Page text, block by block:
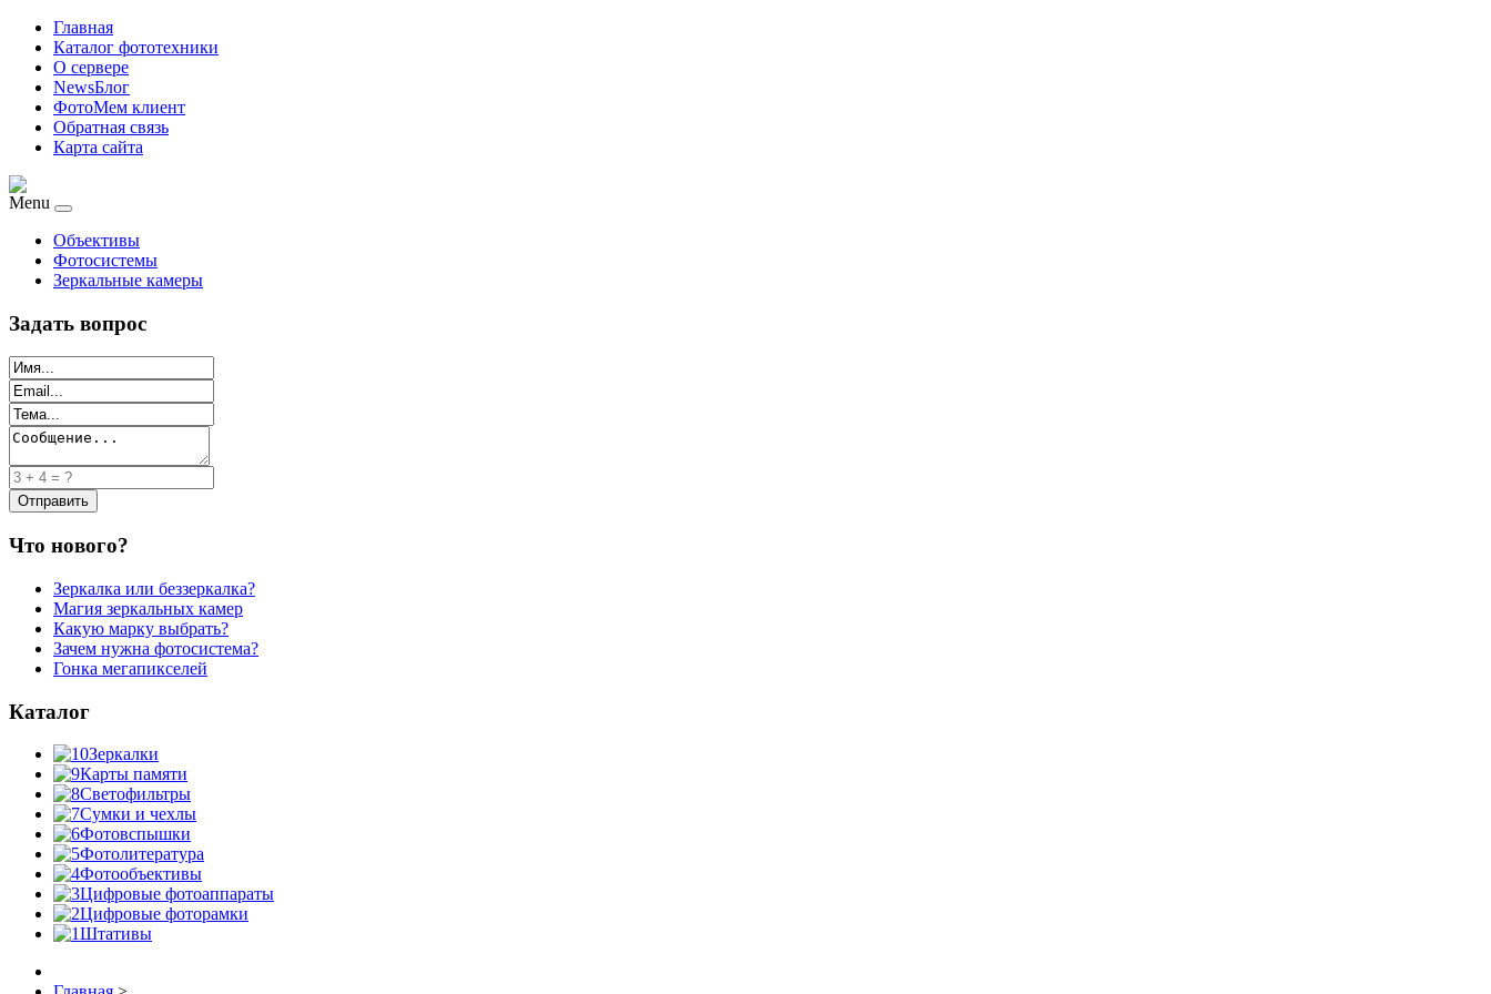
Главная
Каталог фототехники
О сервере
NewsБлог
ФотоМем клиент
Обратная связь
Карта сайта
Menu
Объективы
Фотосистемы
Зеркальные камеры
Задать вопрос
Что нового?
Зеркалка или беззеркалка?
Магия зеркальных камер
Какую марку выбрать?
Зачем нужна фотосистема?
Гонка мегапикселей
Каталог
Зеркалки
Карты памяти
Светофильтры
Сумки и чехлы
Фотовспышки
Фотолитература
Фотообъективы
Цифровые фотоаппараты
Цифровые фоторамки
Штативы